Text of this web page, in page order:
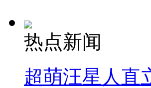
热点新闻
超萌汪星人直